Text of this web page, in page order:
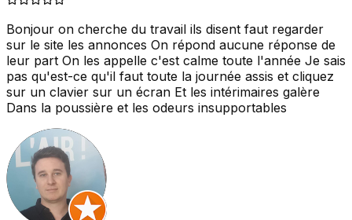
Bonjour on cherche du travail ils disent faut regarder
sur le site les annonces On répond aucune réponse de
leur part On les appelle c'est calme toute l'année Je sais
pas qu'est-ce qu'il faut toute la journée assis et cliquez
sur un clavier sur un écran Et les intérimaires galère
Dans la poussière et les odeurs insupportables